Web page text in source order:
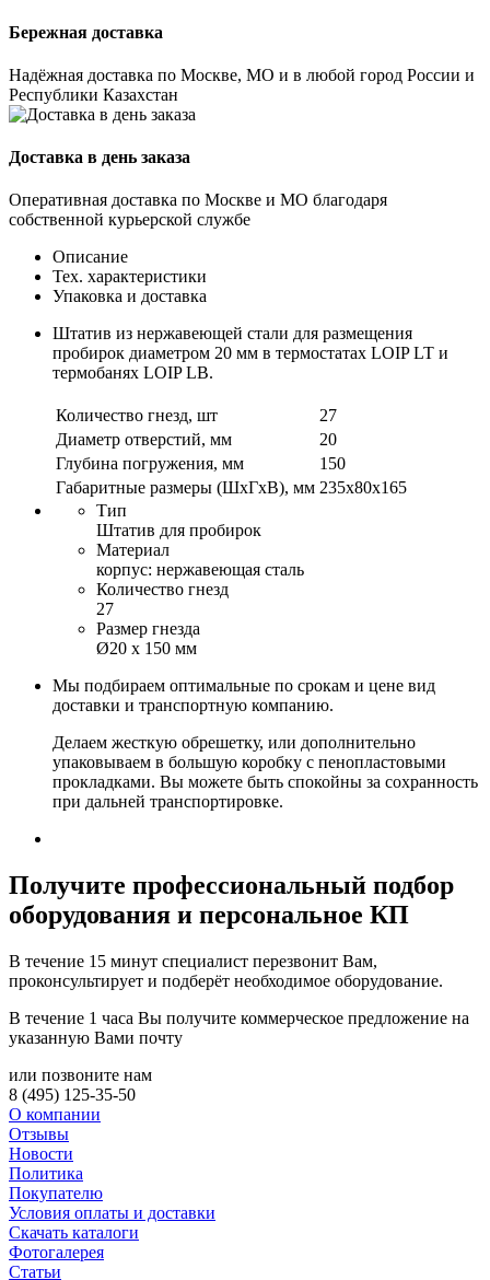
Бережная доставка
Надёжная доставка по Москве, МО и в любой город России и
Республики Казахстан
Доставка в день заказа
Оперативная доставка по Москве и МО благодаря
собственной курьерской службе
Описание
Тех. характеристики
Упаковка и доставка
Штатив из нержавеющей стали для размещения
пробирок диаметром 20 мм в термостатах LOIP LT и
термобанях LOIP LB.
Количество гнезд, шт
27
Диаметр отверстий, мм
20
Глубина погружения, мм
150
Габаритные размеры (ШхГхВ), мм 235х80х165
Тип
Штатив для пробирок
Материал
корпус: нержавеющая сталь
Количество гнезд
27
Размер гнезда
Ø20 х 150 мм
Мы подбираем оптимальные по срокам и цене вид
доставки и транспортную компанию.
Делаем жесткую обрешетку, или дополнительно
упаковываем в большую коробку с пенопластовыми
прокладками. Вы можете быть спокойны за сохранность
при дальней транспортировке.
Получите профессиональный подбор
оборудования и персональное КП
В течение 15 минут специалист перезвонит Вам,
проконсультирует и подберёт необходимое оборудование.
В течение 1 часа Вы получите коммерческое предложение на
указанную Вами почту
или позвоните нам
8 (495) 125-35-50
О компании
Отзывы
Новости
Политика
Покупателю
Условия оплаты и доставки
Скачать каталоги
Фотогалерея
Статьи